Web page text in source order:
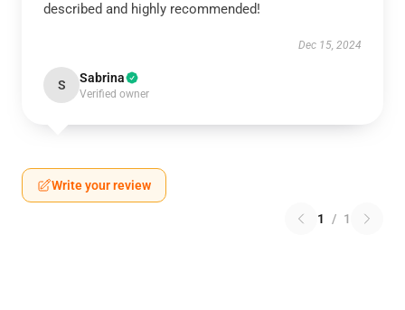
described and highly recommended!
Dec 15, 2024
S Sabrina
Verified owner
Write your review
1 / 1